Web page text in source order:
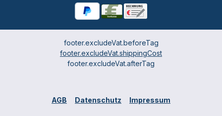
footer.excludeVat.beforeTag
footer.excludeVat.shippingCost
footer.excludeVat.afterTag
AGB Datenschutz Impressum